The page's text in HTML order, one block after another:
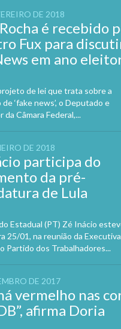
DE 2018
é recebido
Fux para
em ano
de lei que trata sobre a
‘fake news’, o Deputado e
da Câmara Federal,...
DE 2018
participa do
da pré-
de Lula
Estadual (PT) Zé Inácio
25/01, na reunião da Executiva
Partido dos Trabalhadores...
DE 2017
vermelho nas
afirma Doria